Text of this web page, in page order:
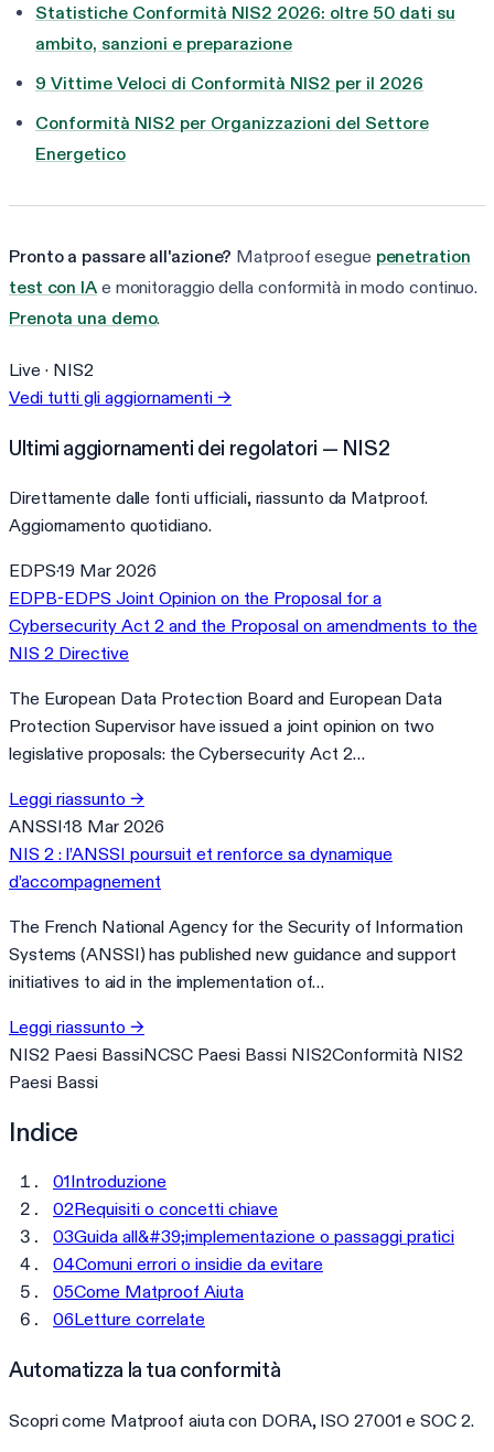
Statistiche Conformità NIS2 2026: oltre 50 dati su
ambito, sanzioni e preparazione
9 Vittime Veloci di Conformità NIS2 per il 2026
Conformità NIS2 per Organizzazioni del Settore
Energetico
Pronto a passare all'azione? Matproof esegue penetration
test con IAe monitoraggio della conformità in modo continuo.
Prenota una demo.
Live · NIS2
Vedi tutti gli aggiornamenti →
Ultimi aggiornamenti dei regolatori — NIS2
Direttamente dalle fonti ufficiali, riassunto da Matproof.
Aggiornamento quotidiano.
EDPS·19 Mar 2026
EDPB-EDPS Joint Opinion on the Proposal for a
Cybersecurity Act 2 and the Proposal on amendments to the
NIS 2 Directive
The European Data Protection Board and European Data
Protection Supervisor have issued a joint opinion on two
legislative proposals: the Cybersecurity Act 2…
Leggi riassunto →
ANSSI·18 Mar 2026
NIS 2 : l’ANSSI poursuit et renforce sa dynamique
d’accompagnement
The French National Agency for the Security of Information
Systems (ANSSI) has published new guidance and support
initiatives to aid in the implementation of…
Leggi riassunto →
NIS2 Paesi BassiNCSC Paesi Bassi NIS2Conformità NIS2
Paesi Bassi
Indice
01Introduzione
02Requisiti o concetti chiave
03Guida all&#39;implementazione o passaggi pratici
04Comuni errori o insidie da evitare
05Come Matproof Aiuta
06Letture correlate
Automatizza la tua conformità
Scopri come Matproof aiuta con DORA, ISO 27001 e SOC 2.